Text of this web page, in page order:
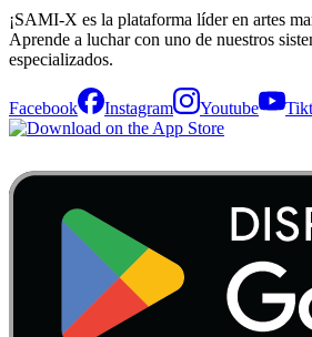
¡SAMI-X es la plataforma líder en artes
Aprende a luchar con uno de nuestros
especializados.
Facebook Instagram Youtube